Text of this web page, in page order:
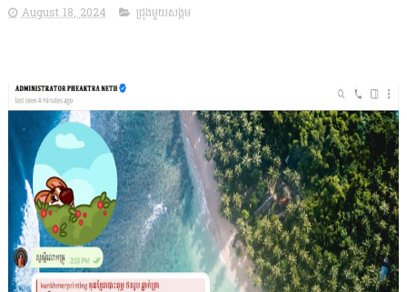
August 18, 2024 ជ្រុងមួយសង្គម